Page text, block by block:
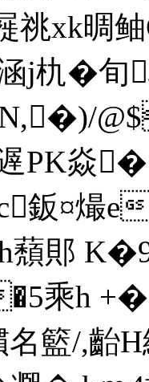
屣祧xk
j朹 �旬
PK焱
c鈑¤
rh蘈郥
乘h
名 籃/,